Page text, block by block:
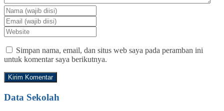
Simpan nama, email, dan situs web saya pada peramban ini
untuk komentar saya berikutnya.
Data Sekolah